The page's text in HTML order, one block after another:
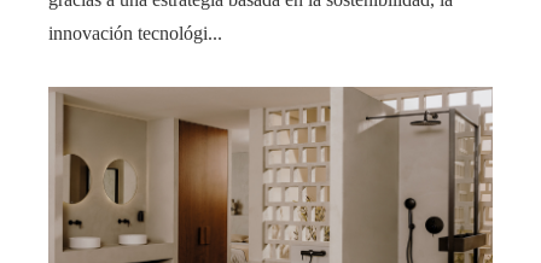
innovación tecnológi...